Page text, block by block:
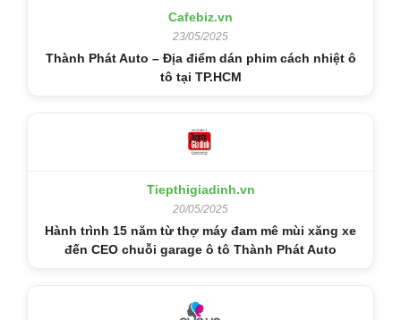
Cafebiz.vn
23/05/2025
Thành Phát Auto – Địa điểm dán phim cách nhiệt ô
tô tại TP.HCM
Tiepthigiadinh.vn
20/05/2025
Hành trình 15 năm từ thợ máy đam mê mùi xăng xe
đến CEO chuỗi garage ô tô Thành Phát Auto